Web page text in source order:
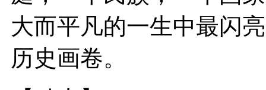
大而平凡的一生中最闪
历史画卷。